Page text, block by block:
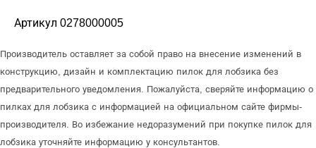
Артикул 0278000005
Производитель оставляет за собой право на внесение изменений в
конструкцию, дизайн и комплектацию пилок для лобзика без
предварительного уведомления. Пожалуйста, сверяйте информацию о
пилках для лобзика с информацией на официальном сайте фирмы-
производителя. Во избежание недоразумений при покупке пилок для
лобзика уточняйте информацию у консультантов.